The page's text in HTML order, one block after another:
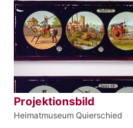
Projektionsbild
Heimatmuseum Quierschied